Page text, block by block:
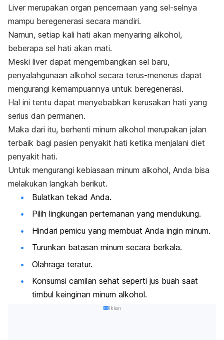
Liver merupakan organ pencernaan yang sel-selnya
mampu beregenerasi secara mandiri.
Namun, setiap kali hati akan menyaring alkohol,
beberapa sel hati akan mati.
Meski liver dapat mengembangkan sel baru,
penyalahgunaan alkohol secara terus-menerus dapat
mengurangi kemampuannya untuk beregenerasi.
Hal ini tentu dapat menyebabkan kerusakan hati yang
serius dan permanen.
Maka dari itu, berhenti minum alkohol merupakan jalan
terbaik bagi pasien penyakit hati ketika menjalani diet
penyakit hati.
Untuk mengurangi kebiasaan minum alkohol, Anda bisa
melakukan langkah berikut.
Bulatkan tekad Anda.
Pilih lingkungan pertemanan yang mendukung.
Hindari pemicu yang membuat Anda ingin minum.
Turunkan batasan minum secara berkala.
Olahraga teratur.
Konsumsi camilan sehat seperti jus buah saat
timbul keinginan minum alkohol.
Iklan